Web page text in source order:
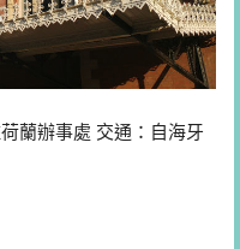
蘭辦事處 交通：自海牙